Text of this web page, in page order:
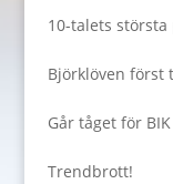
10-talets största
Björklöven först
Går tåget för
Trendbrott!